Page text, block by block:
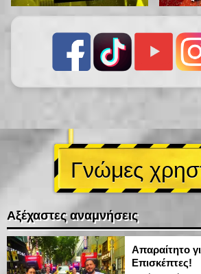
Γνώμες
Αξέχαστες αναμνήσεις
Απαραίτητο
Επισκέπτες!